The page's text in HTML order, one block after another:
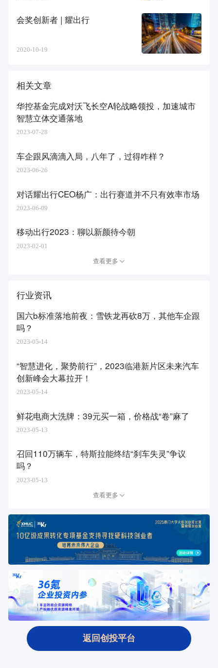
会奖创新者 | 耀出行
2020-10-19
相关文章
华控基金完成对沃飞长空A轮战略领投，加速城市
智慧立体交通落地
2023-07-28
车企跟风滴滴入局，八年了，过得咋样？
2023-06-26
对话耀出行CEO杨广：出行赛道并不只有效率市场
2023-06-09
移动出行2023：聊以新颜待今朝
2023-02-01
查看更多
行业资讯
国六b标准落地前夜：雪铁龙再砍8万，其他车企跟
吗？
2023-05-14
“智慧进化，聚势前行”，2023临港新片区未来汽车
创新峰会大幕拉开！
2023-05-14
鲜花电商大洗牌：39元买一箱，价格战“卷”麻了
2023-05-13
召回110万辆车，特斯拉能终结“刹车失灵”争议
吗？
2023-05-13
查看更多
返回创投平台